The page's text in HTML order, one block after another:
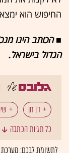
החיפוש הוא
■ הכותב הינו
הגדול בישראל.
דן חן
כל תגיות הכתבה
לתשומת לבכם: מערכת